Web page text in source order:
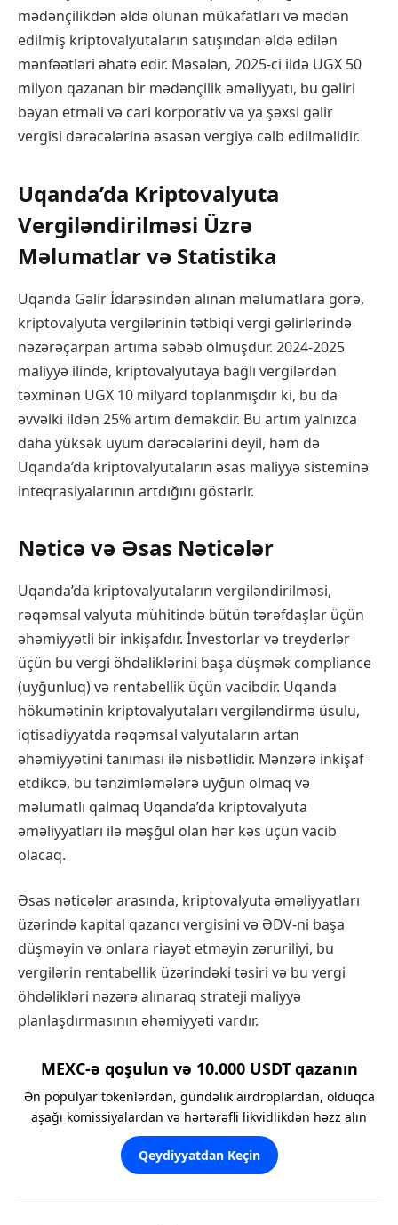
mədənçilikdən əldə olunan mükafatları və mədən
edilmiş kriptovalyutaların satışından əldə edilən
mənfəətləri əhatə edir. Məsələn, 2025-ci ildə UGX 50
milyon qazanan bir mədənçilik əməliyyatı, bu gəliri
bəyan etməli və cari korporativ və ya şəxsi gəlir
vergisi dərəcələrinə əsasən vergiyə cəlb edilməlidir.
Uqanda’da Kriptovalyuta
Vergiləndirilməsi Üzrə
Məlumatlar və Statistika
Uqanda Gəlir İdarəsindən alınan məlumatlara görə,
kriptovalyuta vergilərinin tətbiqi vergi gəlirlərində
nəzərəçarpan artıma səbəb olmuşdur. 2024-2025
maliyyə ilində, kriptovalyutaya bağlı vergilərdən
təxminən UGX 10 milyard toplanmışdır ki, bu da
əvvəlki ildən 25% artım deməkdir. Bu artım yalnızca
daha yüksək uyum dərəcələrini deyil, həm də
Uqanda’da kriptovalyutaların əsas maliyyə sisteminə
inteqrasiyalarının artdığını göstərir.
Nəticə və Əsas Nəticələr
Uqanda’da kriptovalyutaların vergiləndirilməsi,
rəqəmsal valyuta mühitində bütün tərəfdaşlar üçün
əhəmiyyətli bir inkişafdır. İnvestorlar və treyderlər
üçün bu vergi öhdəliklərini başa düşmək compliance
(uyğunluq) və rentabellik üçün vacibdir. Uqanda
hökumətinin kriptovalyutaları vergiləndirmə üsulu,
iqtisadiyyatda rəqəmsal valyutaların artan
əhəmiyyətini tanıması ilə nisbətlidir. Mənzərə inkişaf
etdikcə, bu tənzimləmələrə uyğun olmaq və
məlumatlı qalmaq Uqanda’da kriptovalyuta
əməliyyatları ilə məşğul olan hər kəs üçün vacib
olacaq.
Əsas nəticələr arasında, kriptovalyuta əməliyyatları
üzərində kapital qazancı vergisini və ƏDV-ni başa
düşməyin və onlara riayət etməyin zəruriliyi, bu
vergilərin rentabellik üzərindəki təsiri və bu vergi
öhdəlikləri nəzərə alınaraq strateji maliyyə
planlaşdırmasının əhəmiyyəti vardır.
MEXC-ə qoşulun və 10.000 USDT qazanın
Ən populyar tokenlərdən, gündəlik airdroplardan, olduqca
aşağı komissiyalardan və hərtərəfli likvidlikdən həzz alın
Qeydiyyatdan Keçin